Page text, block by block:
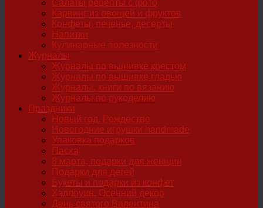
Салаты рецепты с фото
Карвинг из овощей и фруктов
Конфеты, печенье, десерты
Напитки
Кулинарные полезности
Журналы
Журналы по вышивке крестом
Журналы по вышивке гладью
Журналы, книги по вязанию
Журналы по рукоделию
Праздники
Новый год, Рождество
Новогодние игрушки handmade
Упаковка подарков
Пасха
8 марта, подарки для женщин
Подарки для детей
Букеты и подарки из конфет
Хэллоуин. Осенний декор
День святого Валентина